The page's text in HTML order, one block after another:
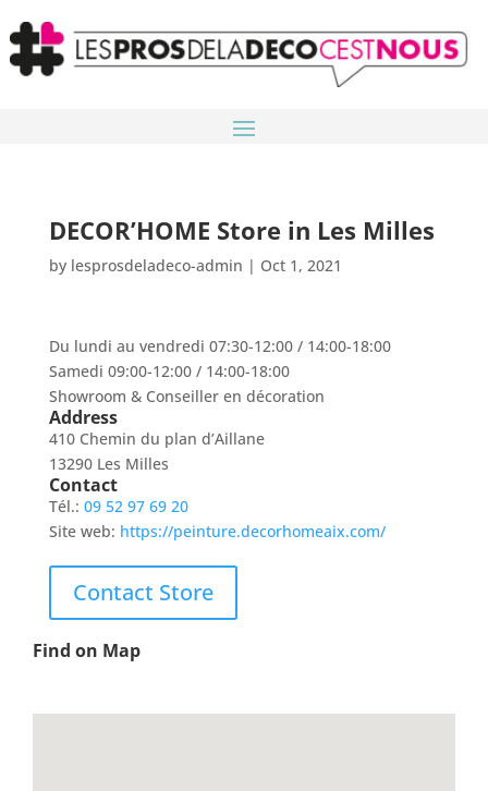
DECOR’HOME Store in Les Milles
by lesprosdeladeco-admin | Oct 1, 2021
Du lundi au vendredi 07:30-12:00 / 14:00-18:00
Samedi 09:00-12:00 / 14:00-18:00
Showroom & Conseiller en décoration
Address
410 Chemin du plan d’Aillane
13290 Les Milles
Contact
Tél.: 09 52 97 69 20
Site web: https://peinture.decorhomeaix.com/
Contact Store
Find on Map